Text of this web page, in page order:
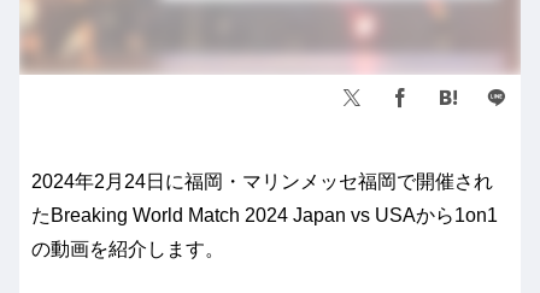
2024年2月24日に福岡・マリンメッセ福岡で開催され
たBreaking World Match 2024 Japan vs USAから1on1
の動画を紹介します。